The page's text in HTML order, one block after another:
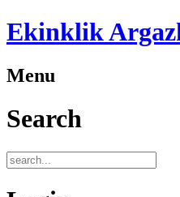
Ekinklik
Menu
Search